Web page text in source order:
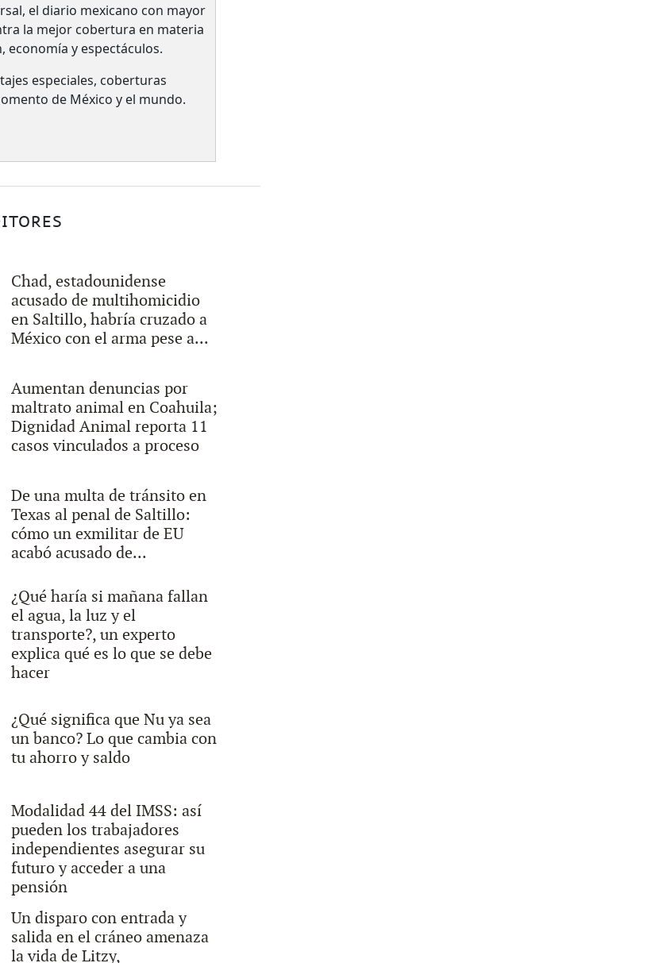
el diario mexicano con mayor
la mejor cobertura en materia
y espectáculos.
especiales, coberturas
de México y el mundo.
Chad, estadounidense
acusado de multihomicidio
en Saltillo, habría cruzado a
México con el arma pese a...
Aumentan denuncias por
maltrato animal en Coahuila;
Dignidad Animal reporta 11
casos vinculados a proceso
De una multa de tránsito en
Texas al penal de Saltillo:
cómo un exmilitar de EU
acabó acusado de...
¿Qué haría si mañana fallan
el agua, la luz y el
transporte?, un experto
explica qué es lo que se debe
hacer
¿Qué significa que Nu ya sea
un banco? Lo que cambia con
tu ahorro y saldo
Modalidad 44 del IMSS: así
pueden los trabajadores
independientes asegurar su
futuro y acceder a una
pensión
Un disparo con entrada y
salida en el cráneo amenaza
la vida de Litzy,